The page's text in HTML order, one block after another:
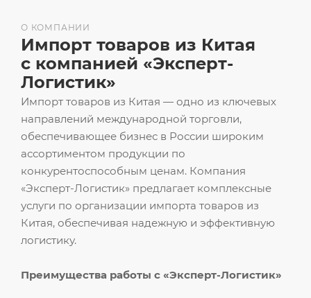
Импорт товаров из Китая — одно из ключевых
направлений международной торговли,
обеспечивающее бизнес в России широким
ассортиментом продукции по
конкурентоспособным ценам. Компания
«Эксперт-Логистик» предлагает комплексные
услуги по организации импорта товаров из
Китая, обеспечивая надежную и эффективную
логистику.
Преимущества работы с «Эксперт-Логистик»
О КОМПАНИИ
Импорт товаров из Китая
с компанией «Эксперт-
Логистик»